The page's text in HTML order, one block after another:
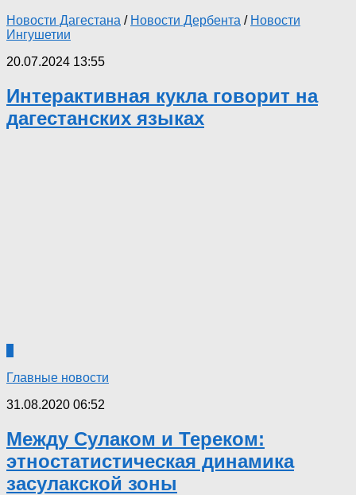
Новости Дагестана / Новости Дербента / Новости
Ингушетии
20.07.2024 13:55
Интерактивная кукла говорит на
дагестанских языках
Главные новости
31.08.2020 06:52
Между Сулаком и Тереком:
этностатистическая динамика
засулакской зоны